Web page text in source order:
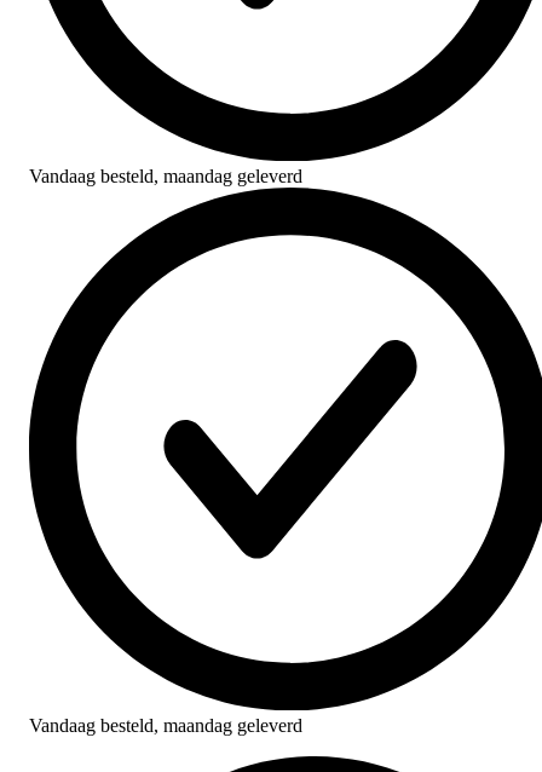
Vandaag besteld, maandag geleverd
Vandaag besteld, maandag geleverd